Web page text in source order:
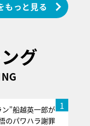
もっと見る
グ
1
ン”船越英一郎が
のパワハラ謝罪